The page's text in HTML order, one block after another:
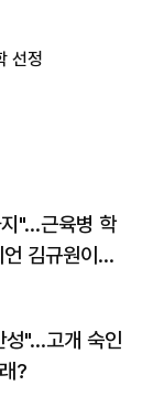
선정
"…근육병 학
김규원이었
성"…고개 숙인
?